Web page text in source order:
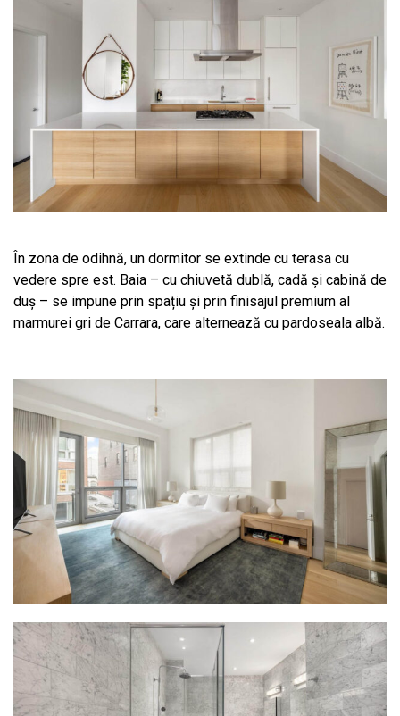
În zona de odihnă, un dormitor se extinde cu terasa cu
vedere spre est. Baia – cu chiuvetă dublă, cadă și cabină de
duș – se impune prin spațiu și prin finisajul premium al
marmurei gri de Carrara, care alternează cu pardoseala albă.